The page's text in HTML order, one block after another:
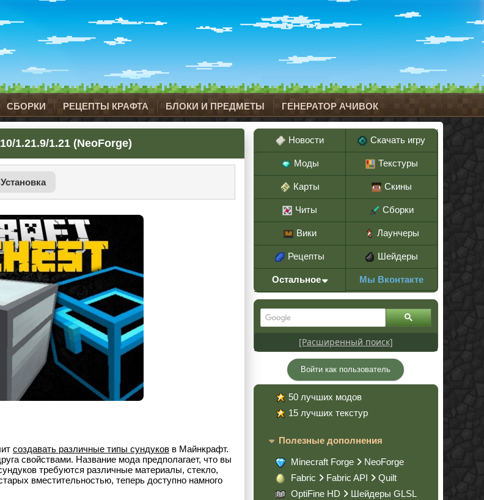
СБОРКИ РЕЦЕПТЫ КРАФТА БЛОКИ И ПРЕДМЕТЫ ГЕНЕРАТОР АЧИВОК
1.21.9/1.21 (NeoForge)
Установка
создавать различные типы сундуков в Майнкрафт.
свойствами. Название мода предполагает, что вы
требуются различные материалы, стекло,
вместительностью, теперь доступно намного
Новости Скачать игру
Моды Текстуры
Карты Скины
Читы Сборки
Вики Лаунчеры
Рецепты Шейдеры
Остальное Мы Вконтакте
[Расширенный поиск]
Войти как пользователь
50 лучших модов
15 лучших текстур
Полезные дополнения
Minecraft Forge
NeoForge
Fabric
Fabric API
Quilt
OptiFine HD
Шейдеры GLSL